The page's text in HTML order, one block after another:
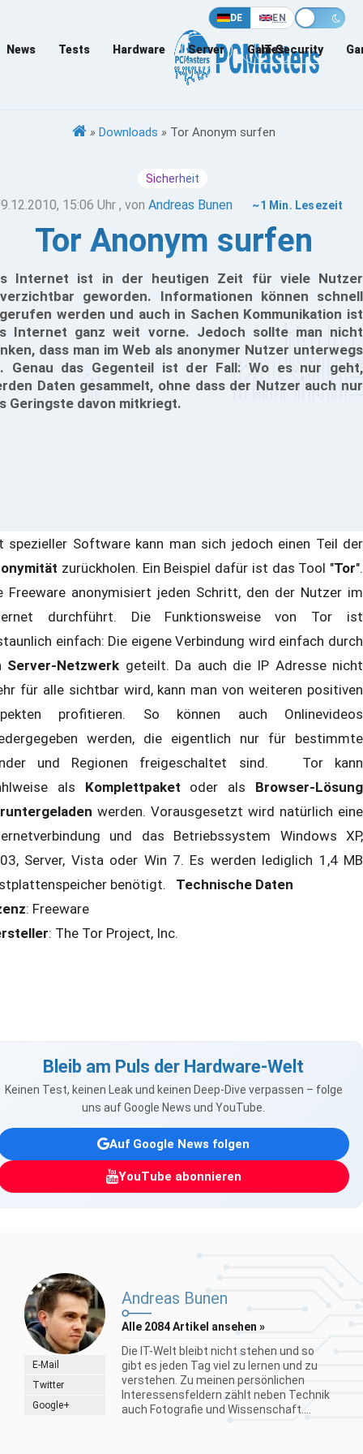
DE EN
News Tests Hardware Server Games
IT-Security
» Downloads » Tor Anonym surfen
Sicherheit
15:06 Uhr , vonAndreas Bunen ~1 Min. Lesezeit
Tor Anonym surfen
Internet ist in der heutigen Zeit für viele Nutzer
geworden. Informationen können schnell
werden und auch in Sachen Kommunikation ist
Internet ganz weit vorne. Jedoch sollte man nicht
dass man im Web als anonymer Nutzer unterwegs
Genau das Gegenteil ist der Fall: Wo es nur geht,
Daten gesammelt, ohne dass der Nutzer auch nur
Geringste davon mitkriegt.
spezieller Software kann man sich jedoch einen Teil der
zurückholen. Ein Beispiel dafür ist das Tool "Tor".
Freeware anonymisiert jeden Schritt, den der Nutzer im
durchführt. Die Funktionsweise von Tor ist
einfach: Die eigene Verbindung wird einfach durch
Server-Netzwerk geteilt. Da auch die IP Adresse nicht
für alle sichtbar wird, kann man von weiteren positiven
profitieren. So können auch Onlinevideos
werden, die eigentlich nur für bestimmte
und Regionen freigeschaltet sind. Tor kann
als Komplettpaket oder als Browser-Lösung
werden. Vorausgesetzt wird natürlich eine
und das Betriebssystem Windows XP,
Server, Vista oder Win 7. Es werden lediglich 1,4 MB
benötigt. Technische Daten
: Freeware
: The Tor Project, Inc.
Bleib am Puls der Hardware-Welt
Keinen Test, keinen Leak und keinen Deep-Dive verpassen – folge
uns auf Google News und YouTube.
Auf Google News folgen
YouTube abonnieren
E-Mail
Twitter
Google+
Andreas Bunen
Alle 2084 Artikel ansehen »
Die IT-Welt bleibt nicht stehen und so
gibt es jeden Tag viel zu lernen und zu
verstehen. Zu meinen persönlichen
Interessensfeldern zählt neben Technik
auch Fotografie und Wissenschaft....